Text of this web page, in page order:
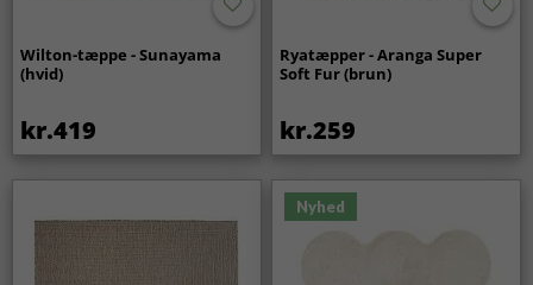
Wilton-tæppe - Sunayama
(hvid)
kr.419
Ryatæpper - Aranga Super
Soft Fur (brun)
kr.259
Nyhed